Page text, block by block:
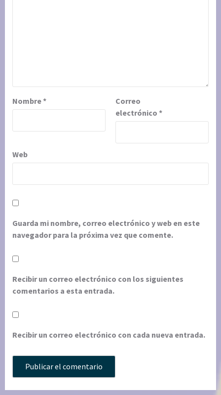
Nombre*
Correo
electrónico *
Web
Guarda mi nombre, correo electrónico y web en este
navegador para la próxima vez que comente.
Recibir un correo electrónico con los siguientes
comentarios a esta entrada.
Recibir un correo electrónico con cada nueva entrada.